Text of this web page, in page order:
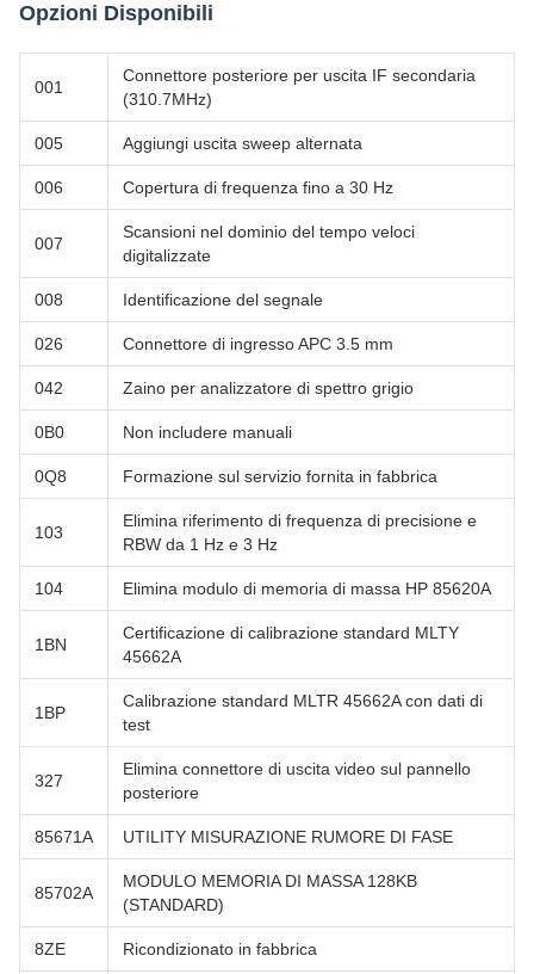
Opzioni Disponibili
001
Connettore posteriore per uscita IF secondaria
(310.7MHz)
005 Aggiungi uscita sweep alternata
006 Copertura di frequenza fino a 30 Hz
007
Scansioni nel dominio del tempo veloci
digitalizzate
008 Identificazione del segnale
026 Connettore di ingresso APC 3.5 mm
042 Zaino per analizzatore di spettro grigio
0B0 Non includere manuali
0Q8 Formazione sul servizio fornita in fabbrica
103
Elimina riferimento di frequenza di precisione e
RBW da 1 Hz e 3 Hz
104 Elimina modulo di memoria di massa HP 85620A
1BN
Certificazione di calibrazione standard MLTY
45662A
1BP
Calibrazione standard MLTR 45662A con dati di
test
327
Elimina connettore di uscita video sul pannello
posteriore
85671A UTILITY MISURAZIONE RUMORE DI FASE
85702A
MODULO MEMORIA DI MASSA 128KB
(STANDARD)
8ZE Ricondizionato in fabbrica